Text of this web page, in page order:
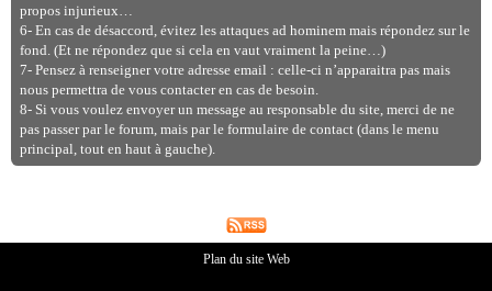
propos injurieux…
6- En cas de désaccord, évitez les attaques ad hominem mais répondez sur le
fond. (Et ne répondez que si cela en vaut vraiment la peine…)
7- Pensez à renseigner votre adresse email : celle-ci n’apparaitra pas mais
nous permettra de vous contacter en cas de besoin.
8- Si vous voulez envoyer un message au responsable du site, merci de ne
pas passer par le forum, mais par le formulaire de contact (dans le menu
principal, tout en haut à gauche).
Plan du site Web